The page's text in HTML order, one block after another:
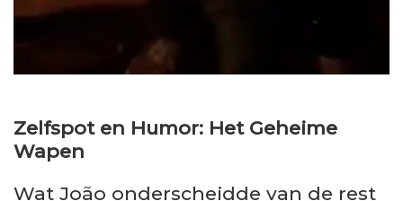
Zelfspot en Humor: Het Geheime
Wapen
Wat João onderscheidde van de rest